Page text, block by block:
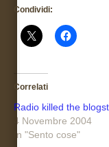
Condividi:
Correlati
Radio killed the
4 Novembre 2004
In "Sento cose"